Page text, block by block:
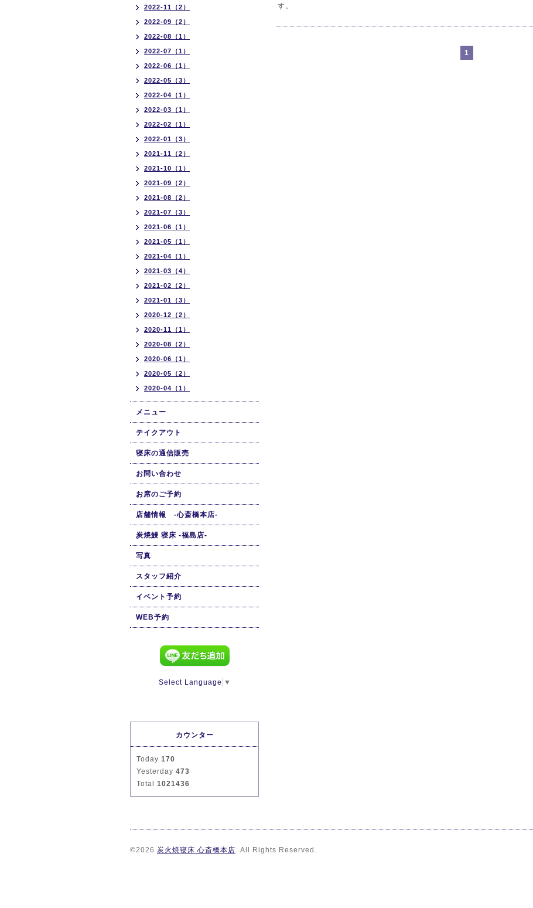
す。
1
2022-11（2）
2022-09（2）
2022-08（1）
2022-07（1）
2022-06（1）
2022-05（3）
2022-04（1）
2022-03（1）
2022-02（1）
2022-01（3）
2021-11（2）
2021-10（1）
2021-09（2）
2021-08（2）
2021-07（3）
2021-06（1）
2021-05（1）
2021-04（1）
2021-03（4）
2021-02（2）
2021-01（3）
2020-12（2）
2020-11（1）
2020-08（2）
2020-06（1）
2020-05（2）
2020-04（1）
メニュー
テイクアウト
寝床の通信販売
お問い合わせ
お席のご予約
店舗情報 -心斎橋本店-
炭焼鰻 寝床 -福島店-
写真
スタッフ紹介
イベント予約
WEB予約
Select Language ▼
カウンター
Today 170
Yesterday 473
Total 1021436
©2026 炭火焼寝床 心斎橋本店. All Rights Reserved.